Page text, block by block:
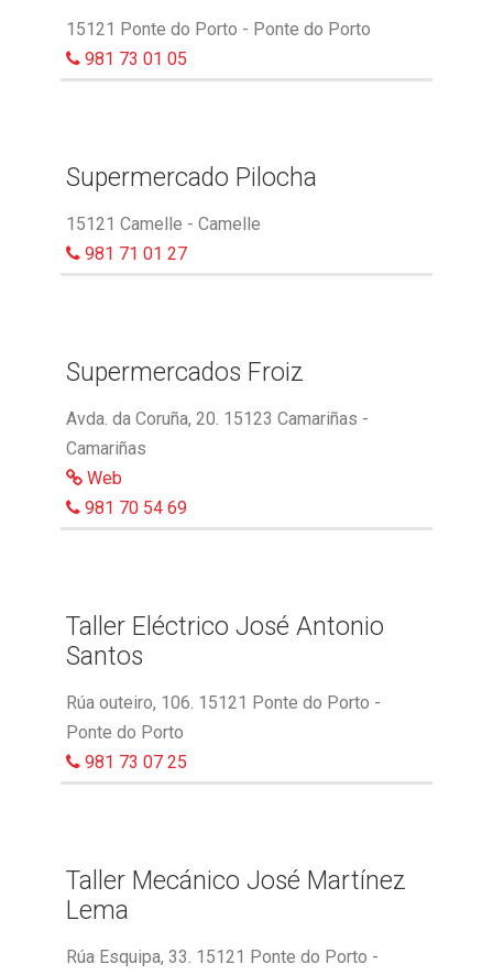
15121 Ponte do Porto - Ponte do Porto
981 73 01 05
Supermercado Pilocha
15121 Camelle - Camelle
981 71 01 27
Supermercados Froiz
Avda. da Coruña, 20. 15123 Camariñas -
Camariñas
Web
981 70 54 69
Taller Eléctrico José Antonio
Santos
Rúa outeiro, 106. 15121 Ponte do Porto -
Ponte do Porto
981 73 07 25
Taller Mecánico José Martínez
Lema
Rúa Esquipa, 33. 15121 Ponte do Porto -